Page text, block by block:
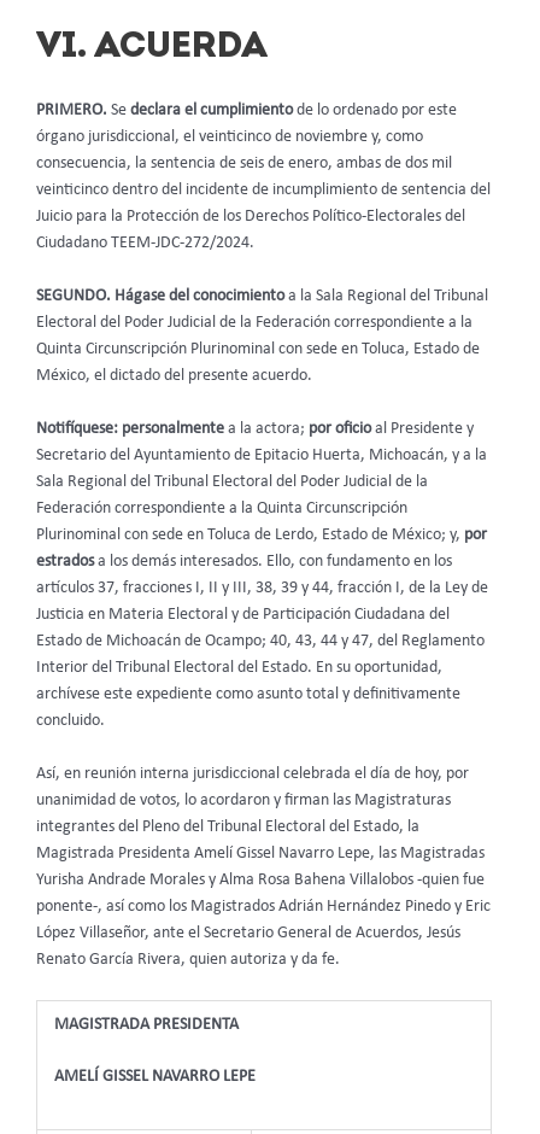
VI. ACUERDA
PRIMERO. Se declara el cumplimientode lo ordenado por este
órgano jurisdiccional, el veinticinco de noviembre y, como
consecuencia, la sentencia de seis de enero, ambas de dos mil
veinticinco dentro del incidente de incumplimiento de sentencia del
Juicio para la Protección de los Derechos Político-Electorales del
Ciudadano TEEM-JDC-272/2024.
SEGUNDO. Hágase del conocimientoa la Sala Regional del Tribunal
Electoral del Poder Judicial de la Federación correspondiente a la
Quinta Circunscripción Plurinominal con sede en Toluca, Estado de
México, el dictado del presente acuerdo.
Notifíquese: personalmente a la actora; por oficioal Presidente y
Secretario del Ayuntamiento de Epitacio Huerta, Michoacán, y a la
Sala Regional del Tribunal Electoral del Poder Judicial de la
Federación correspondiente a la Quinta Circunscripción
Plurinominal con sede en Toluca de Lerdo, Estado de México; y, por
estradosa los demás interesados. Ello, con fundamento en los
artículos 37, fracciones I, II y III, 38, 39 y 44, fracción I, de la Ley de
Justicia en Materia Electoral y de Participación Ciudadana del
Estado de Michoacán de Ocampo; 40, 43, 44 y 47, del Reglamento
Interior del Tribunal Electoral del Estado. En su oportunidad,
archívese este expediente como asunto total y definitivamente
concluido.
Así, en reunión interna jurisdiccional celebrada el día de hoy, por
unanimidad de votos, lo acordaron y firman las Magistraturas
integrantes del Pleno del Tribunal Electoral del Estado, la
Magistrada Presidenta Amelí Gissel Navarro Lepe, las Magistradas
Yurisha Andrade Morales y Alma Rosa Bahena Villalobos -quien fue
ponente-, así como los Magistrados Adrián Hernández Pinedo y Eric
López Villaseñor, ante el Secretario General de Acuerdos, Jesús
Renato García Rivera, quien autoriza y da fe.
MAGISTRADA PRESIDENTA
AMELÍ GISSEL NAVARRO LEPE